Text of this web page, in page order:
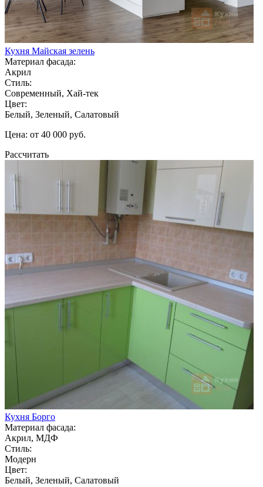
Кухня Майская зелень
Материал фасада:
Акрил
Стиль:
Современный, Хай-тек
Цвет:
Белый, Зеленый, Салатовый
Цена: от 40 000 руб.
Рассчитать
Кухня Борго
Материал фасада:
Акрил, МДФ
Стиль:
Модерн
Цвет:
Белый, Зеленый, Салатовый